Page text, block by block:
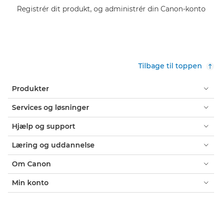
Registrér dit produkt, og administrér din Canon-konto
Tilbage til toppen
Produkter
Services og løsninger
Hjælp og support
Læring og uddannelse
Om Canon
Min konto